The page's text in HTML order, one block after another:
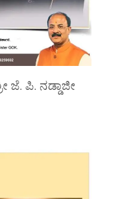
ಜೆ. ಪಿ. ನಡ್ಡಾಜೀ